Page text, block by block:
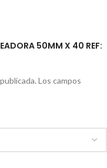
50MM X 40 REF:
Los campos